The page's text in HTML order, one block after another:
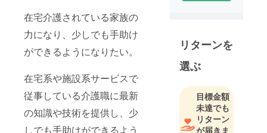
在宅介護されている家族の
力になり、少しでも手助け
ができるようになりたい。
在宅系や施設系サービスで
従事している介護職に最新
の知識や技術を提供し、少
しでも手助けができるよう
中に”楽し
み”や”生きが
い”を見出し
うに、全力
でサポート
していま
す。
リターンを
選ぶ
目標金額
未達でも
リターン
が届きま